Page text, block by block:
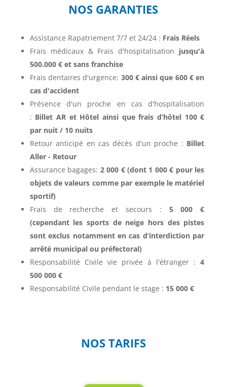
NOS GARANTIES
Assistance Rapatriement 7/7 et 24/24 : Frais Réels
Frais médicaux & Frais d'hospitalisation jusqu'à
500.000 € et sans franchise
Frais dentaires d'urgence: 300 € ainsi que 600 € en
cas d'accident
Présence d'un proche en cas d'hospitalisation
: Billet AR et Hôtel ainsi que frais d’hôtel 100 €
par nuit / 10 nuits
Retour anticipé en cas décès d'un proche : Billet
Aller - Retour
Assurance bagages: 2 000 € (dont 1 000 € pour les
objets de valeurs comme par exemple le matériel
sportif)
Frais de recherche et secours : 5 000 €
(cependant les sports de neige hors des pistes
sont exclus notamment en cas d’interdiction par
arrêté municipal ou préfectoral)
Responsabilité Civile vie privée à l'étranger :4
500 000 €
Responsabilité Civile pendant le stage : 15 000 €
NOS TARIFS